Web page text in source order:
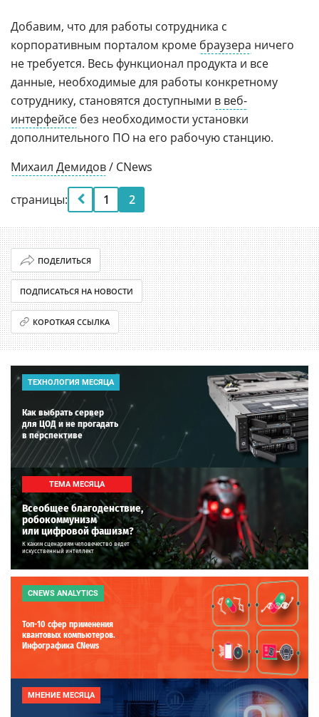
Добавим, что для работы сотрудника с
корпоративным порталом кроме браузера ничего
не требуется. Весь функционал продукта и все
данные, необходимые для работы конкретному
сотруднику, становятся доступными в веб-
интерфейсе без необходимости установки
дополнительного ПО на его рабочую станцию.
Михаил Демидов/ CNews
страницы: 1 2
ПОДЕЛИТЬСЯ
ПОДПИСАТЬСЯ НА НОВОСТИ
КОРОТКАЯ ССЫЛКА
ТЕХНОЛОГИЯ МЕСЯЦА
Как выбрать сервер
для ЦОД и не прогадать
в перспективе
ТЕМА МЕСЯЦА
Всеобщее благоденствие,
робокоммунизм
или цифровой фашизм?
К каким сценариям человечество ведет
искусственный интеллект
CNEWS ANALYTICS
Топ-10 сфер применения
квантовых компьютеров.
Инфографика CNews
МНЕНИЕ МЕСЯЦА